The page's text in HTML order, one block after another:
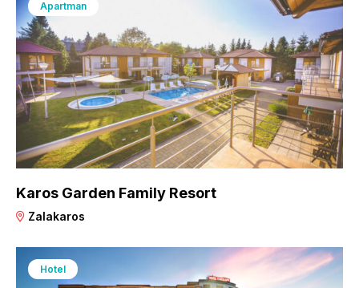
Apartman
Karos Garden Family Resort
Zalakaros
Hotel